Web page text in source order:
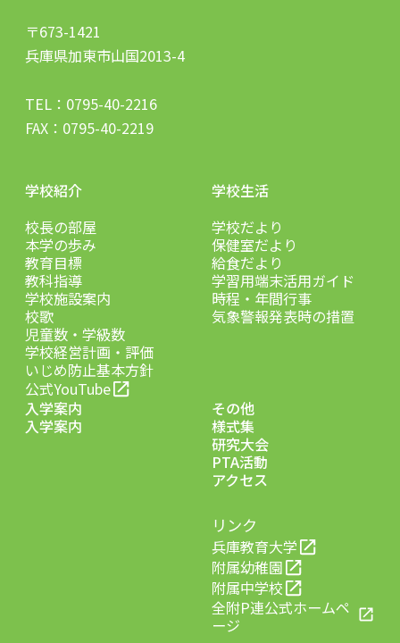
〒673-1421
兵庫県加東市山国2013-4
TEL： 0795-40-2216
FAX：0795-40-2219
学校紹介
校長の部屋
本学の歩み
教育目標
教科指導
学校施設案内
校歌
児童数・学級数
学校経営計画・評価
いじめ防止基本方針
公式YouTube
学校生活
学校だより
保健室だより
給食だより
学習用端末活用ガイド
時程・年間行事
気象警報発表時の措置
入学案内
入学案内
その他
様式集
研究大会
PTA活動
アクセス
リンク
兵庫教育大学
附属幼稚園
附属中学校
全附P連公式ホームペ
ージ